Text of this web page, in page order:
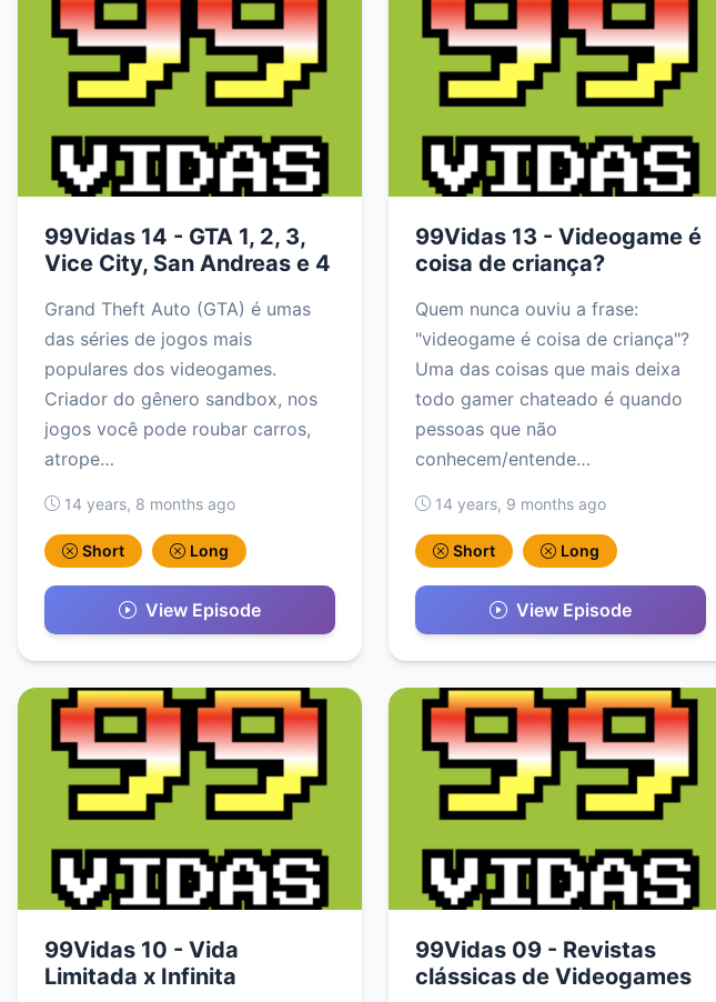
99Vidas 14 - GTA 1, 2, 3,
Vice City, San Andreas e 4
Grand Theft Auto (GTA) é umas
das séries de jogos mais
populares dos videogames.
Criador do gênero sandbox, nos
jogos você pode roubar carros,
atrope…
14 years, 8 months ago
Short Long
View Episode
99Vidas 13 - Videogame é
coisa de criança?
Quem nunca ouviu a frase:
"videogame é coisa de criança"?
Uma das coisas que mais deixa
todo gamer chateado é quando
pessoas que não
conhecem/entende…
14 years, 9 months ago
Short Long
View Episode
99Vidas 10 - Vida
Limitada x Infinita
99Vidas 09 - Revistas
clássicas de Videogames